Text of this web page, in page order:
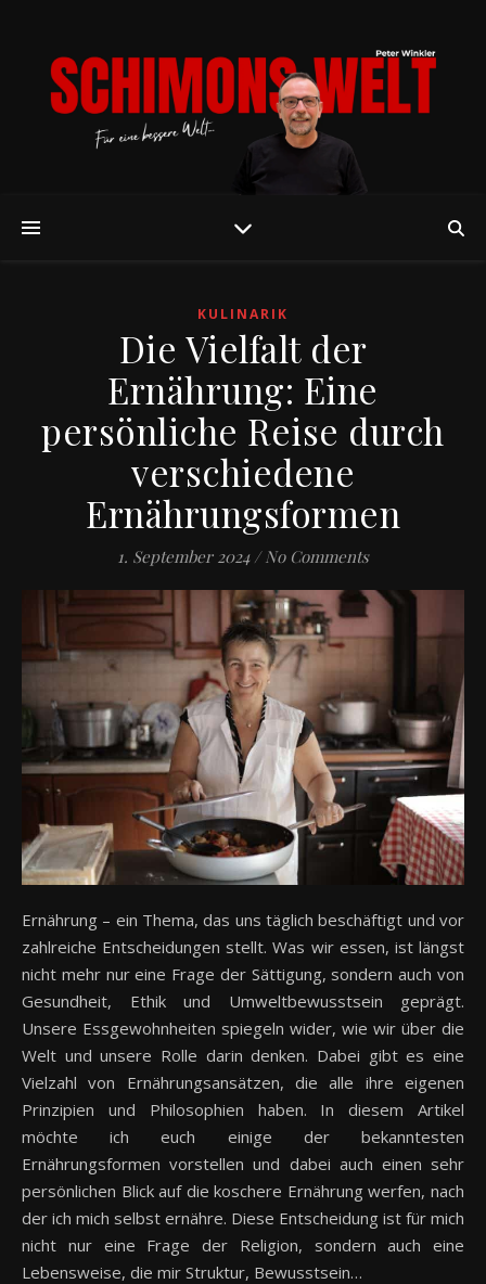
KULINARIK
Die Vielfalt der
Ernährung: Eine
persönliche Reise durch
verschiedene
Ernährungsformen
1. September 2024 / No Comments
Ernährung – ein Thema, das uns täglich beschäftigt und vor
zahlreiche Entscheidungen stellt. Was wir essen, ist längst
nicht mehr nur eine Frage der Sättigung, sondern auch von
Gesundheit, Ethik und Umweltbewusstsein geprägt.
Unsere Essgewohnheiten spiegeln wider, wie wir über die
Welt und unsere Rolle darin denken. Dabei gibt es eine
Vielzahl von Ernährungsansätzen, die alle ihre eigenen
Prinzipien und Philosophien haben. In diesem Artikel
möchte ich euch einige der bekanntesten
Ernährungsformen vorstellen und dabei auch einen sehr
persönlichen Blick auf die koschere Ernährung werfen, nach
der ich mich selbst ernähre. Diese Entscheidung ist für mich
nicht nur eine Frage der Religion, sondern auch eine
Lebensweise, die mir Struktur, Bewusstsein…